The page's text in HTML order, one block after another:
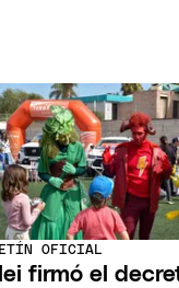
OFICIAL
firmó el